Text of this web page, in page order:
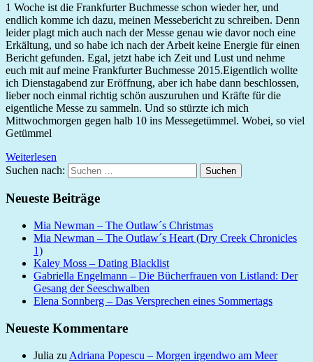
1 Woche ist die Frankfurter Buchmesse schon wieder her, und
endlich komme ich dazu, meinen Messebericht zu schreiben. Denn
leider plagt mich auch nach der Messe genau wie davor noch eine
Erkältung, und so habe ich nach der Arbeit keine Energie für einen
Bericht gefunden. Egal, jetzt habe ich Zeit und Lust und nehme
euch mit auf meine Frankfurter Buchmesse 2015.Eigentlich wollte
ich Dienstagabend zur Eröffnung, aber ich habe dann beschlossen,
lieber noch einmal richtig schön auszuruhen und Kräfte für die
eigentliche Messe zu sammeln. Und so stürzte ich mich
Mittwochmorgen gegen halb 10 ins Messegetümmel. Wobei, so viel
Getümmel
Weiterlesen
Suchen nach:
Suchen
Neueste Beiträge
Mia Newman – The Outlaw´s Christmas
Mia Newman – The Outlaw´s Heart (Dry Creek Chronicles
1)
Kaley Moss – Dating Blacklist
Gabriella Engelmann – Die Bücherfrauen von Listland: Der
Gesang der Seeschwalben
Elena Sonnberg – Das Versprechen eines Sommertags
Neueste Kommentare
Julia zu Adriana Popescu – Morgen irgendwo am Meer